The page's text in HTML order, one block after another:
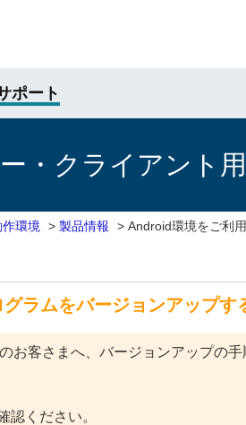
ポート
クライアント用
環境 > 製品情報 > Android環境をご利
ラムをバージョンアップす
客さまへ、バージョンアップの手
認ください。